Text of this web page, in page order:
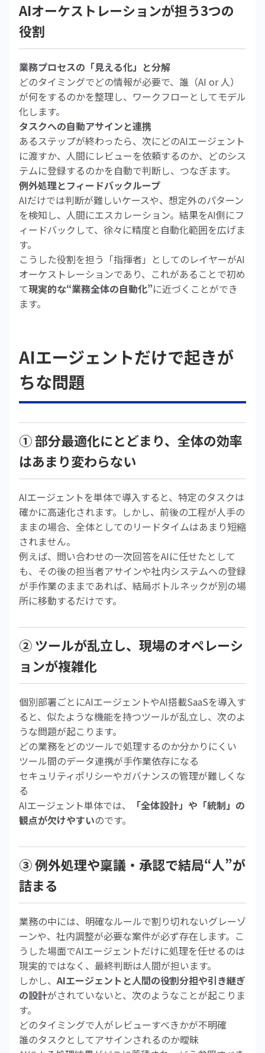
AIオーケストレーションが担う3つの
役割
業務プロセスの「見える化」と分解
どのタイミングでどの情報が必要で、誰（AI or 人）
が何をするのかを整理し、ワークフローとしてモデル
化します。
タスクへの自動アサインと連携
あるステップが終わったら、次にどのAIエージェント
に渡すか、人間にレビューを依頼するのか、どのシス
テムに登録するのかを自動で判断し、つなぎます。
例外処理とフィードバックループ
AIだけでは判断が難しいケースや、想定外のパターン
を検知し、人間にエスカレーション。結果をAI側にフ
ィードバックして、徐々に精度と自動化範囲を広げま
す。
こうした役割を担う「指揮者」としてのレイヤーがAI
オーケストレーションであり、これがあることで初め
て現実的な“業務全体の自動化”に近づくことができ
ます。
AIエージェントだけで起きが
ちな問題
① 部分最適化にとどまり、全体の効率
はあまり変わらない
AIエージェントを単体で導入すると、特定のタスクは
確かに高速化されます。しかし、前後の工程が人手の
ままの場合、全体としてのリードタイムはあまり短縮
されません。
例えば、問い合わせの一次回答をAIに任せたとして
も、その後の担当者アサインや社内システムへの登録
が手作業のままであれば、結局ボトルネックが別の場
所に移動するだけです。
② ツールが乱立し、現場のオペレーシ
ョンが複雑化
個別部署ごとにAIエージェントやAI搭載SaaSを導入す
ると、似たような機能を持つツールが乱立し、次のよ
うな問題が起こります。
どの業務をどのツールで処理するのか分かりにくい
ツール間のデータ連携が手作業依存になる
セキュリティポリシーやガバナンスの管理が難しくな
る
AIエージェント単体では、
「全体設計」や「統制」の
観点が欠けやすいのです。
③ 例外処理や稟議・承認で結局“人”が
詰まる
業務の中には、明確なルールで割り切れないグレーゾ
ーンや、社内調整が必要な案件が必ず存在します。こ
うした場面でAIエージェントだけに処理を任せるのは
現実的ではなく、最終判断は人間が担います。
しかし、AIエージェントと人間の役割分担や引き継ぎ
の設計がされていないと、次のようなことが起こりま
す。
どのタイミングで人がレビューすべきかが不明確
誰のタスクとしてアサインされるのか曖昧